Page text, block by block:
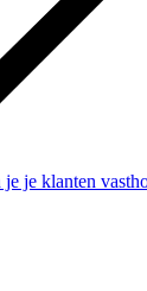
je klanten